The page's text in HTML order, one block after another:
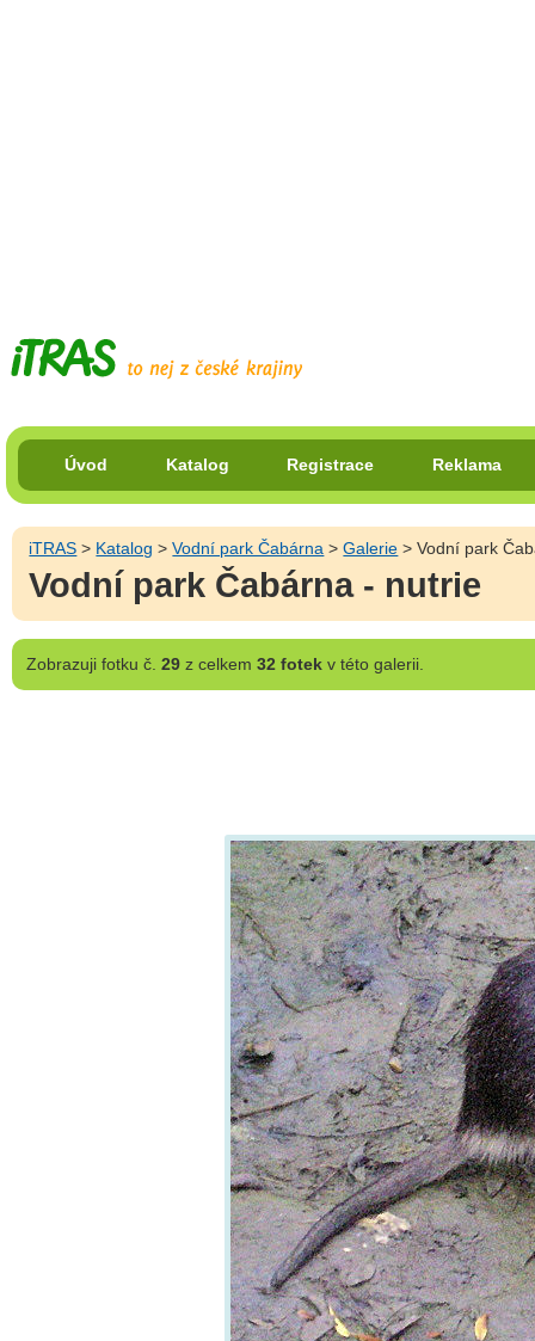
Úvod Katalog Registrace Reklama
iTRAS > Katalog >Vodní park Čabárna >Galerie > Vodní park
Vodní park Čabárna - nutrie
Zobrazujifotku č. 29z celkem 32 fotekv této galerii.